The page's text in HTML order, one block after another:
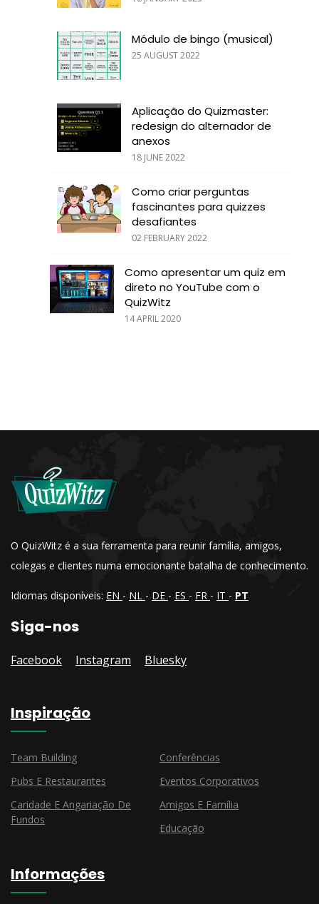
Módulo de bingo (musical)
25 AUGUST 2022
Aplicação do Quizmaster:
redesign do alternador de
anexos
18 JUNE 2022
Como criar perguntas
fascinantes para quizzes
desafiantes
02 FEBRUARY 2022
Como apresentar um quiz em
direto no YouTube com o
QuizWitz
14 APRIL 2020
O QuizWitz é a sua ferramenta para reunir família, amigos,
colegas e clientes numa emocionante batalha de conhecimento.
Idiomas disponíveis: EN - NL - DE - ES - FR - IT - PT
Siga-nos
Facebook Instagram Bluesky
Inspiração
Team Building
Conferências
Pubs E Restaurantes
Eventos Corporativos
Caridade E Angariação De
Fundos
Amigos E Família
Educação
Informações